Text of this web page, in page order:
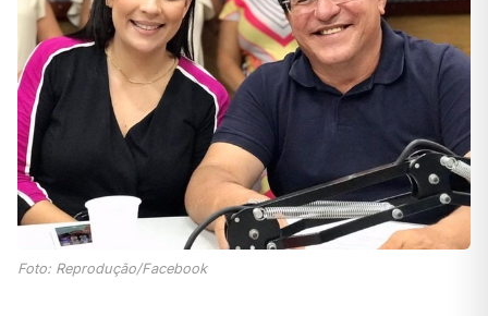
Foto: Reprodução/Facebook